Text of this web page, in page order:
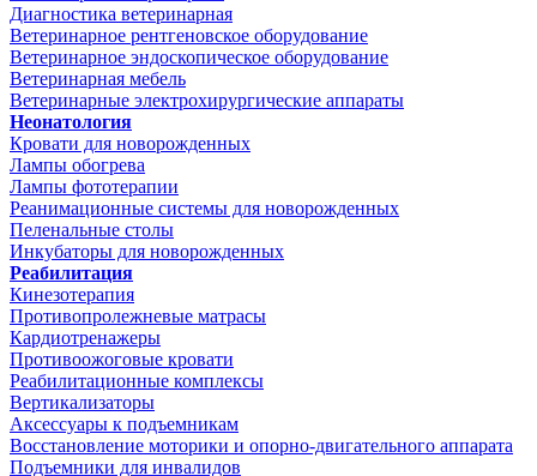
Диагностика ветеринарная
Ветеринарное рентгеновское оборудование
Ветеринарное эндоскопическое оборудование
Ветеринарная мебель
Ветеринарные электрохирургические аппараты
Неонатология
Кровати для новорожденных
Лампы обогрева
Лампы фототерапии
Реанимационные системы для новорожденных
Пеленальные столы
Инкубаторы для новорожденных
Реабилитация
Кинезотерапия
Противопролежневые матрасы
Кардиотренажеры
Противоожоговые кровати
Реабилитационные комплексы
Вертикализаторы
Аксессуары к подъемникам
Восстановление моторики и опорно-двигательного аппарата
Подъемники для инвалидов